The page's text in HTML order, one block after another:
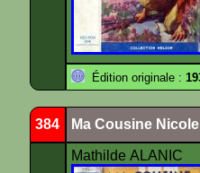
Édition originale :
384 Ma Cousine Nicole
Mathilde ALANIC